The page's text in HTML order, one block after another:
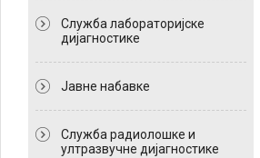
Служба лабораторијске
дијагностике
Јавне набавке
Служба радиолошке и
ултразвучне дијагностике